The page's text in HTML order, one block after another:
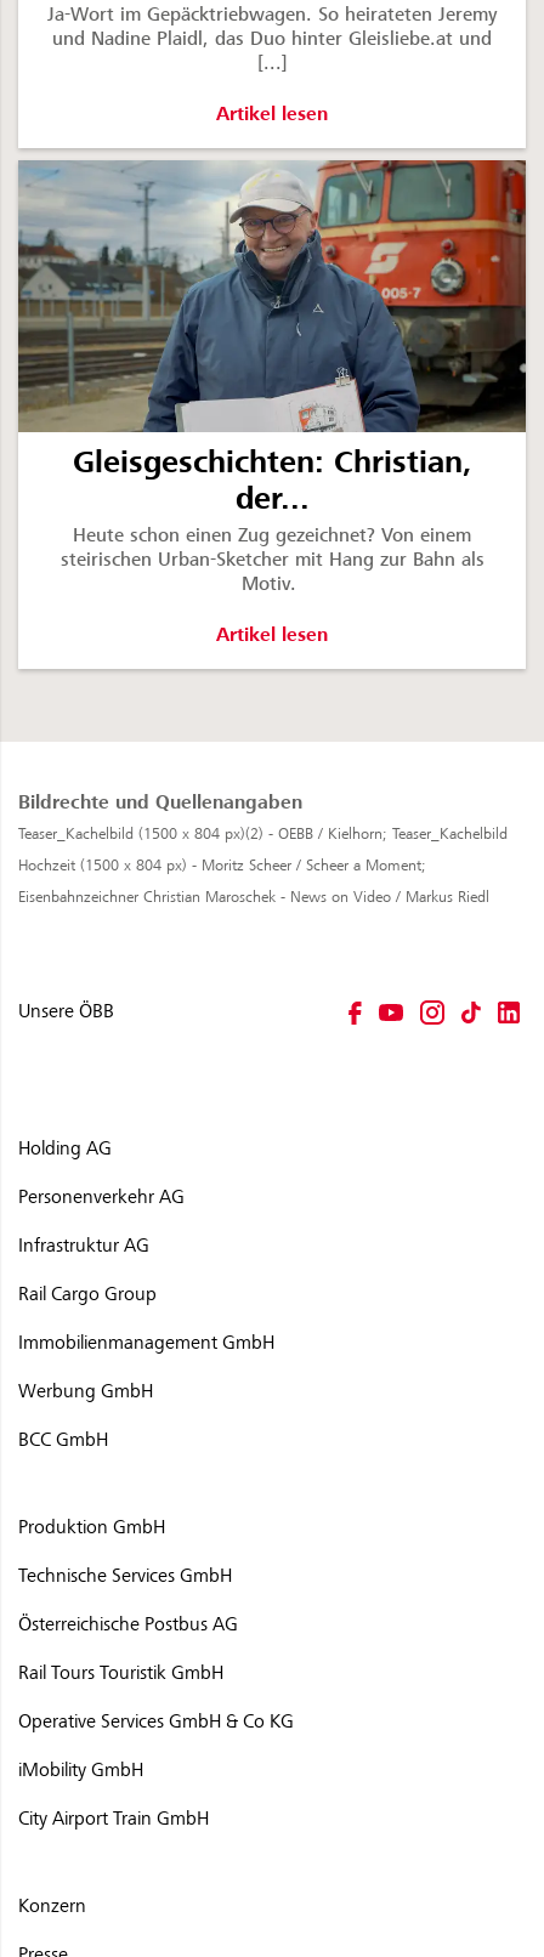
Ja-Wort im Gepäcktriebwagen. So heirateten Jeremy
und Nadine Plaidl, das Duo hinter Gleisliebe.at und
[...]
Gleisgeschichten: Eingefahren in
Artikel lesen
Gleisgeschichten: Christian,
der...
Heute schon einen Zug gezeichnet? Von einem
steirischen Urban-Sketcher mit Hang zur Bahn als
Motiv.
Gleisgeschichten: Christian, der
Artikel lesen
Bildrechte und Quellenangaben
Teaser_Kachelbild (1500 x 804 px)(2) - OEBB / Kielhorn; Teaser_Kachelbild
Hochzeit (1500 x 804 px) - Moritz Scheer / Scheer a Moment;
Eisenbahnzeichner Christian Maroschek - News on Video / Markus Riedl
Unsere ÖBB
Holding AG
Personenverkehr AG
Infrastruktur AG
Rail Cargo Group
Immobilienmanagement GmbH
Werbung GmbH
BCC GmbH
Produktion GmbH
Technische Services GmbH
Österreichische Postbus AG
Rail Tours Touristik GmbH
Operative Services GmbH & Co KG
iMobility GmbH
City Airport Train GmbH
Konzern